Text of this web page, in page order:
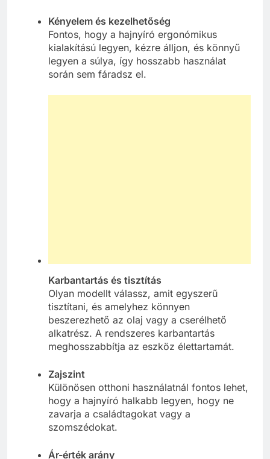
Kényelem és kezelhetőség
Fontos, hogy a hajnyíró ergonómikus
kialakítású legyen, kézre álljon, és könnyű
legyen a súlya, így hosszabb használat
során sem fáradsz el.
Karbantartás és tisztítás
Olyan modellt válassz, amit egyszerű
tisztítani, és amelyhez könnyen
beszerezhető az olaj vagy a cserélhető
alkatrész. A rendszeres karbantartás
meghosszabbítja az eszköz élettartamát.
Zajszint
Különösen otthoni használatnál fontos lehet,
hogy a hajnyíró halkabb legyen, hogy ne
zavarja a családtagokat vagy a
szomszédokat.
Ár-érték arány